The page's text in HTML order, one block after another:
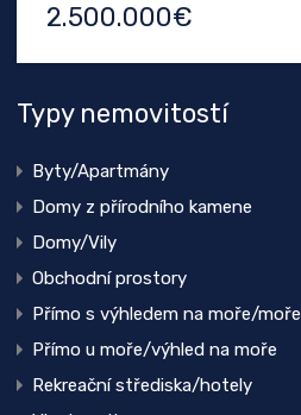
2.500.000€
Typy nemovitostí
Byty/Apartmány
Domy z přírodního kamene
Domy/Vily
Obchodní prostory
Přímo s výhledem na moře/moře
Přímo u moře/výhled na moře
Rekreační střediska/hotely